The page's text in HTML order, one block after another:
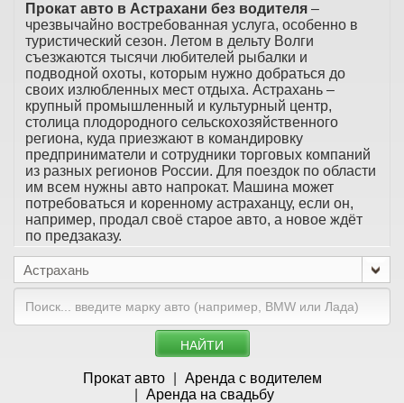
Прокат авто в Астрахани без водителя –
чрезвычайно востребованная услуга, особенно в
туристический сезон. Летом в дельту Волги
съезжаются тысячи любителей рыбалки и
подводной охоты, которым нужно добраться до
своих излюбленных мест отдыха. Астрахань –
крупный промышленный и культурный центр,
столица плодородного сельскохозяйственного
региона, куда приезжают в командировку
предприниматели и сотрудники торговых компаний
из разных регионов России. Для поездок по области
им всем нужны авто напрокат. Машина может
потребоваться и коренному астраханцу, если он,
например, продал своё старое авто, а новое ждёт
по предзаказу.
Астрахань
НАЙТИ
Прокат авто
Аренда с водителем
Аренда на свадьбу